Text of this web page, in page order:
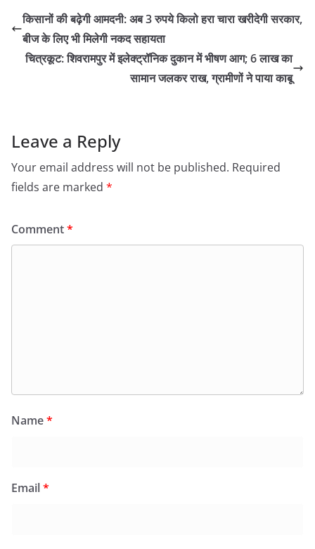
किसानों की बढ़ेगी आमदनी: अब 3 रुपये किलो हरा चारा खरीदेगी सरकार,
बीज के लिए भी मिलेगी नकद सहायता
चित्रकूट: शिवरामपुर में इलेक्ट्रॉनिक दुकान में भीषण आग; 6 लाख का
सामान जलकर राख, ग्रामीणों ने पाया काबू
Leave a Reply
Your email address will not be published. Required
fields are marked *
Comment*
Name*
Email*